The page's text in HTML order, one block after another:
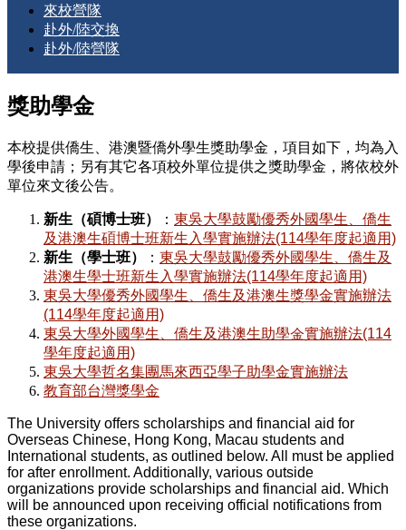
來校營隊
赴外/陸交換
赴外/陸營隊
獎助學金
本校提供僑生、港澳暨僑外學生獎助學金，項目如下，均為入
學後申請；另有其它各項校外單位提供之獎助學金，將依校外
單位來文後公告。
新生（碩博士班） ： 東吳大學鼓勵優秀外國學生、僑生
及港澳生碩博士班新生入學實施辦法(114學年度起適用)
新生（學士班）
： 東吳大學鼓勵優秀外國學生、僑生及
港澳生學士班新生入學實施辦法(114學年度起適用)
東吳大學優秀外國學生、僑生及港澳生獎學金實施辦法
(114學年度起適用)
東吳大學外國學生、僑生及港澳生助學金實施辦法(114
學年度起適用)
東吳大學哲名集團馬來西亞學子助學金實施辦法
教育部台灣獎學金
The University offers scholarships and financial aid for
Overseas Chinese, Hong Kong, Macau students and
International students, as outlined below. All must be applied
for after enrollment. Additionally, various outside
organizations provide scholarships and financial aid. Which
will be announced upon receiving official notifications from
these organizations.